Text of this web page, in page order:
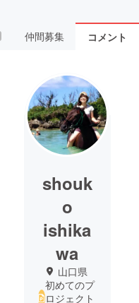
仲間募集 コメント
shouk
o
ishika
wa
山口県
初めてのプ
ロジェクト